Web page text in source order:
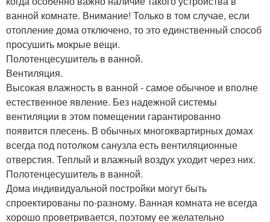
ванной комнате. Внимание! Только в том случае, если
отопление дома отключено, то это единственный способ
просушить мокрые вещи.
Полотенцесушитель в ванной.
Вентиляция.
Высокая влажность в ванной - самое обычное и вполне
естественное явление. Без надежной системы
вентиляции в этом помещении гарантированно
появится плесень. В обычных многоквартирных домах
всегда под потолком санузла есть вентиляционные
отверстия. Теплый и влажный воздух уходит через них.
Полотенцесушитель в ванной.
Дома индивидуальной постройки могут быть
спроектированы по-разному. Ванная комната не всегда
хорошо проветривается, поэтому ее желательно